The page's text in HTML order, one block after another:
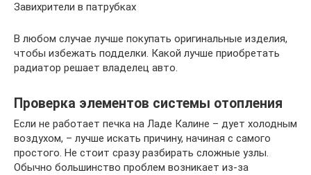
Завихрители в патрубках
В любом случае лучше покупать оригинальные изделия,
чтобы избежать подделки. Какой лучше приобретать
радиатор решает владелец авто.
Проверка элементов системы отопления
Если не работает печка на Ладе Калине – дует холодным
воздухом, – лучше искать причину, начиная с самого
простого. Не стоит сразу разбирать сложные узлы.
Обычно большинство проблем возникает из-за